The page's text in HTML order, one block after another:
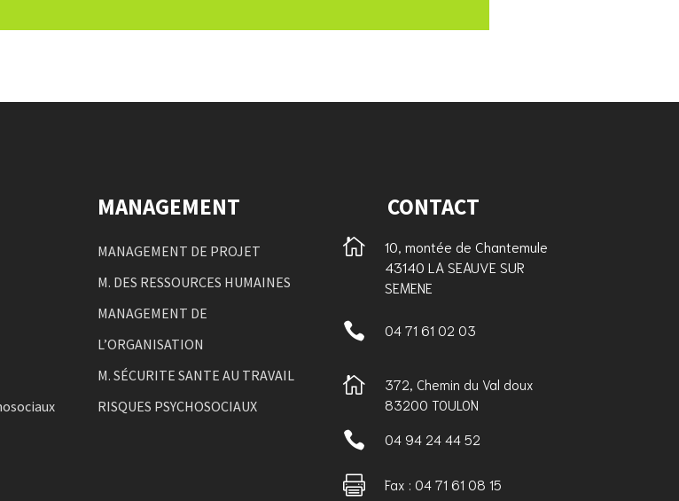
MANAGEMENT
MANAGEMENT DE PROJET
M. DES RESSOURCES HUMAINES
MANAGEMENT DE
L’ORGANISATION
M. SÉCURITE SANTE AU TRAVAIL
RISQUES PSYCHOSOCIAUX
CONTACT

10, montée de Chantemule
43140 LA SEAUVE SUR
SEMENE
 04 71 61 02 03

372, Chemin du Val doux
83200 TOULON
 04 94 24 44 52
 Fax : 04 71 61 08 15